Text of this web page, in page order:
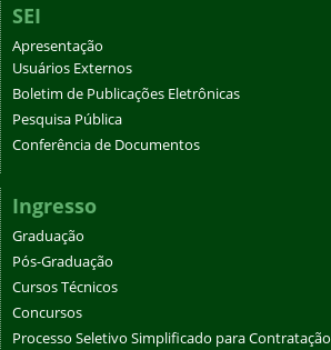
SEI
Apresentação
Usuários Externos
Boletim de Publicações Eletrônicas
Pesquisa Pública
Conferência de Documentos
Ingresso
Graduação
Pós-Graduação
Cursos Técnicos
Concursos
Processo Seletivo Simplificado para Contratação